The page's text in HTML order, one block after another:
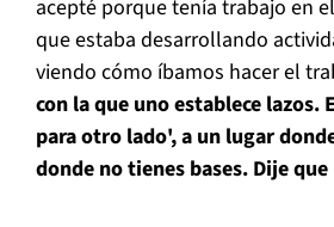
acepté porque tenía trabajo en
que estaba desarrollando
viendo cómo íbamos hacer el
con la que uno establece lazos.
para otro lado', a un lugar
donde no tienes bases. Dije que